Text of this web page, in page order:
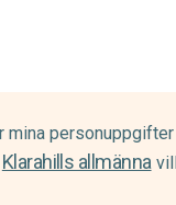
mina
Klarahills allmänna